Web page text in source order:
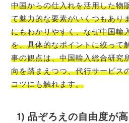
中国からの仕入れを活用した物
て魅力的な要素がいくつもあり
にもわかりやすく、なぜ中国輸
を、具体的なポイントに絞って
事の観点は、中国輸入総合研究
向を踏まえつつ、代行サービス
コツにも触れます。
1) 品ぞろえの自由度が